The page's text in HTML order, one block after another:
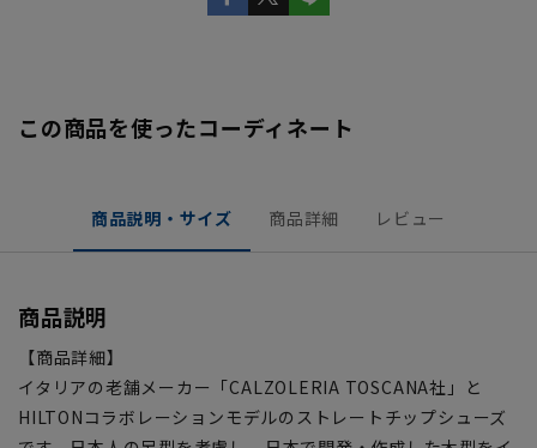
この商品を使ったコーディネート
商品説明・サイズ 商品詳細 レビュー
商品説明
【商品詳細】
イタリアの老舗メーカー「CALZOLERIA TOSCANA社」と
HILTONコラボレーションモデルのストレートチップシューズ